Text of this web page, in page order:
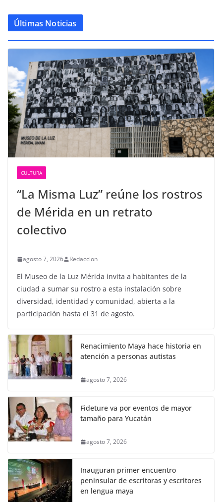
Últimas Noticias
CULTURA
“La Misma Luz” reúne los rostros
de Mérida en un retrato
colectivo
agosto 7, 2026 Redaccion
El Museo de la Luz Mérida invita a habitantes de la
ciudad a sumar su rostro a esta instalación sobre
diversidad, identidad y comunidad, abierta a la
participación hasta el 31 de agosto.
Renacimiento Maya hace historia en
atención a personas autistas
agosto 7, 2026
Fideture va por eventos de mayor
tamaño para Yucatán
agosto 7, 2026
Inauguran primer encuentro
peninsular de escritoras y escritores
en lengua maya